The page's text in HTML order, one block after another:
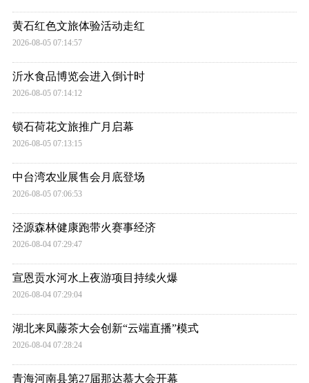
黄石红色文旅体验活动走红
2026-08-05 07:14:57
沂水食品博览会进入倒计时
2026-08-05 07:14:12
锁石荷花文旅推广月启幕
2026-08-05 07:13:15
中台湾农业展售会月底登场
2026-08-05 07:06:53
泾源森林健康跑带火赛事经济
2026-08-04 07:29:47
宣恩贡水河水上夜游项目持续火爆
2026-08-04 07:29:04
湖北来凤藤茶大会创新“云端直播”模式
2026-08-04 07:28:24
青海河南县第27届那达慕大会开幕